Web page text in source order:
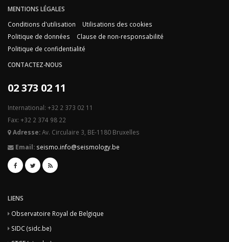
MENTIONS LÉGALES
Conditions d'utilisation
Utilisations des cookies
Politique de données
Clause de non-responsabilité
Politique de confidentialité
CONTACTEZ-NOUS
02 373 02 11
International: +32 2 373 02 11
Fax: +32 2 374 98 22
Adresse:Av. Circulaire 3, BE-1180 Bruxelles
Email: seismo.info@seismology.be
LIENS
Observatoire Royal de Belgique
SIDC (sidc.be)